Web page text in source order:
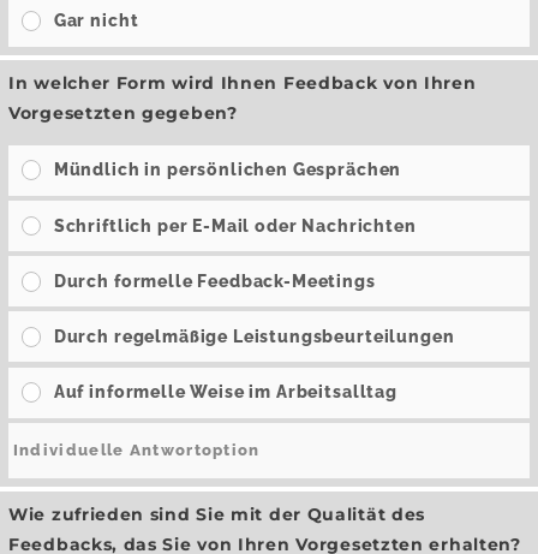
Gar nicht
In welcher Form wird Ihnen Feedback von Ihren
Vorgesetzten gegeben?
Mündlich in persönlichen Gesprächen
Schriftlich per E-Mail oder Nachrichten
Durch formelle Feedback-Meetings
Durch regelmäßige Leistungsbeurteilungen
Auf informelle Weise im Arbeitsalltag
Wie zufrieden sind Sie mit der Qualität des
Feedbacks, das Sie von Ihren Vorgesetzten erhalten?